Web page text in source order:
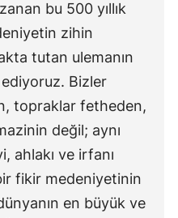
bu 500 yıllık
zihin
tutan ulemanın
ediyoruz. Bizler
topraklar fetheden,
değil; aynı
ahlakı ve irfanı
fikir medeniyetinin
en büyük ve